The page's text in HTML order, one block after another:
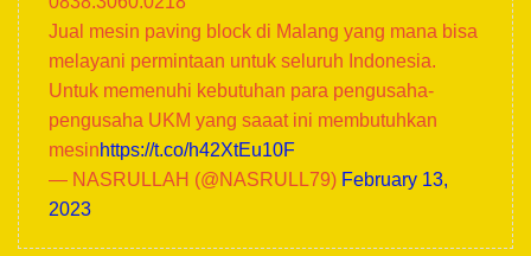
Jual mesin paving block di Malang yang mana bisa
melayani permintaan untuk seluruh Indonesia.
Untuk memenuhi kebutuhan para pengusaha-
pengusaha UKM yang saaat ini membutuhkan
mesinhttps://t.co/h42XtEu10F
— NASRULLAH (@NASRULL79) February 13,
2023